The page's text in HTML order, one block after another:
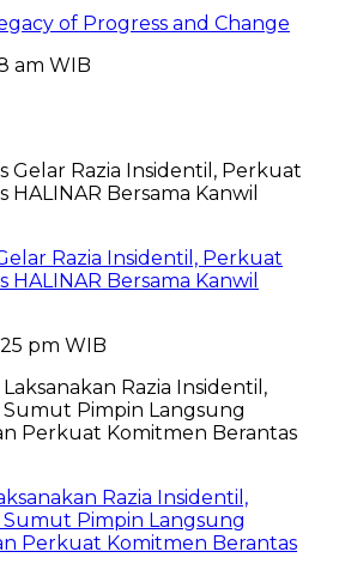
of Progress and Change
am WIB
Razia Insidentil, Perkuat
Bersama Kanwil
pm WIB
Razia Insidentil,
Pimpin Langsung
Perkuat Komitmen Berantas